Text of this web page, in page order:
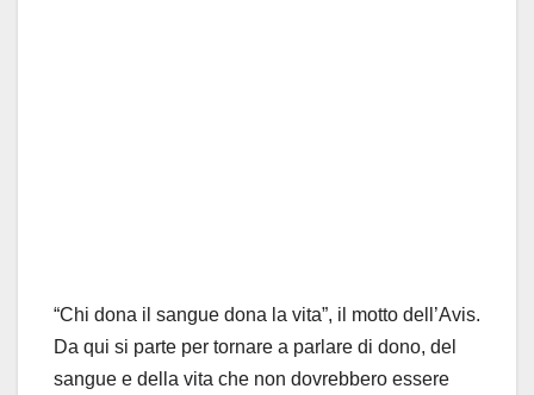
“Chi dona il sangue dona la vita”, il motto dell’Avis.
Da qui si parte per tornare a parlare di dono, del
sangue e della vita che non dovrebbero essere